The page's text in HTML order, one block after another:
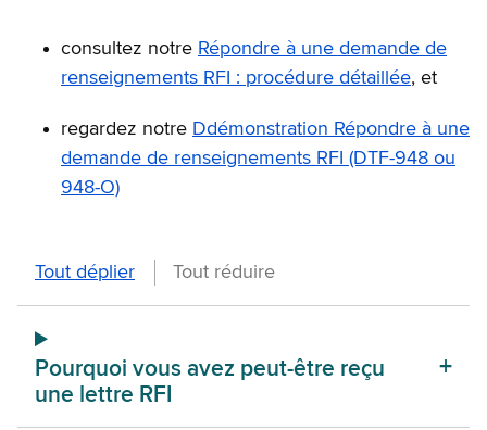
consultez notre Répondre à une demande de
renseignements RFI : procédure détaillée, et
regardez notre Ddémonstration Répondre à une
demande de renseignements RFI (DTF-948 ou
948-O)
Détails
sur
les
lettres
Pourquoi vous avez peut-être reçu
une lettre RFI